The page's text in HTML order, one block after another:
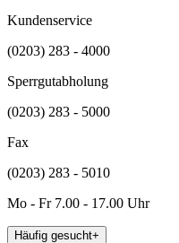
Kundenservice
(0203) 283 - 4000
Sperrgutabholung
(0203) 283 - 5000
Fax
(0203) 283 - 5010
Mo - Fr 7.00 - 17.00 Uhr
Häufig gesucht+